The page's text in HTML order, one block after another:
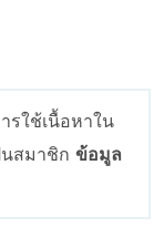
รใช้เนื้อหาใน
สมาชิก ข้อมูล